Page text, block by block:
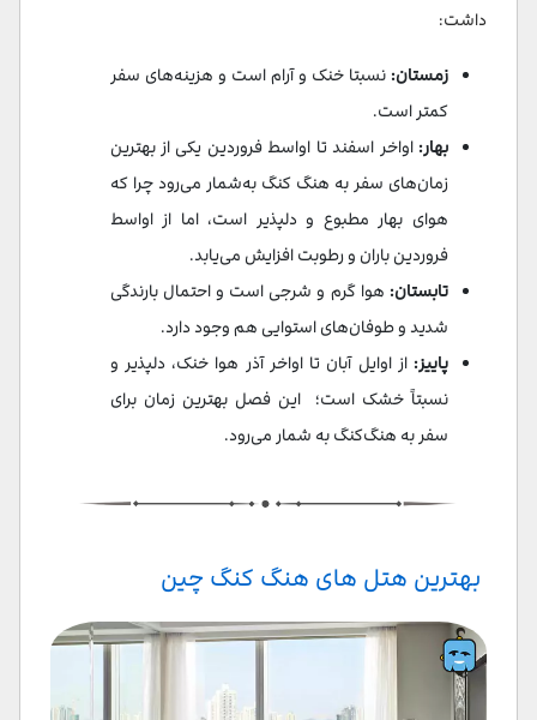
داشت:
زمستان: نسبتا خنک و آرام است و هزینه‌های سفر
کمتر است.
بهار: اواخر اسفند تا اواسط فروردین یکی از بهترین
زمان‌های سفر به هنگ کنگ به‌شمار می‌رود چرا که
هوای بهار مطبوع و دلپذیر است، اما از اواسط
فروردین باران و رطوبت افزایش می‌یابد.
تابستان: هوا گرم و شرجی‌ است و احتمال بارندگی
شدید و طوفان‌های استوایی هم وجود دارد.
پاییز: از اوایل آبان تا اواخر آذر هوا خنک، دلپذیر و
نسبتاً خشک است؛ این فصل بهترین زمان برای
سفر به هنگ‌کنگ به شمار می‌رود.
بهترین هتل های هنگ کنگ چین